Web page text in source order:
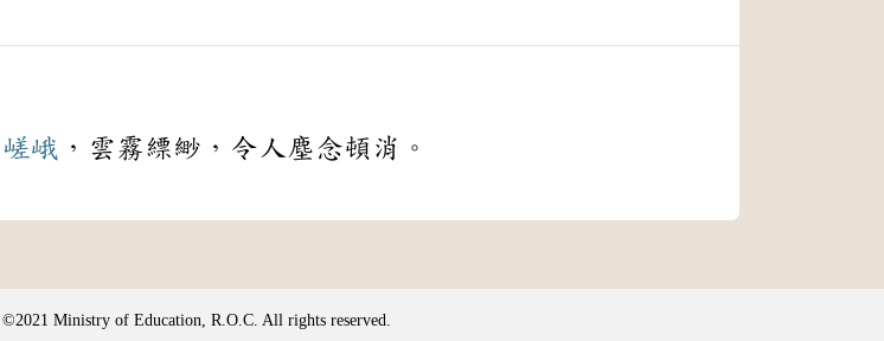
嵯峨 ，雲霧縹緲，令人塵念頓消。
©2021 Ministry of Education, R.O.C. All rights reserved.